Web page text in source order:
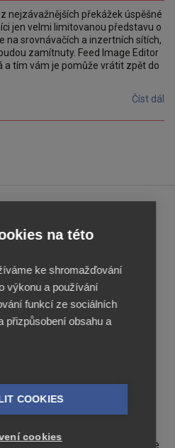
nejzávažnějších překážek úspěšné
jen velmi limitovanou představu o
na srovnávačích a inzertních sítích,
zamítnuty. Feed Image Editor
a tím vám je pomůže vrátit zpět do
Číst dál
Image
Reviews
technologies, s.r.o.
image-editor.cz je Feed
IČ 07139365. Feed Image
na této
ke shromažďování
výkonu a používání
funkcí ze sociálních
přizpůsobení obsahu a
COOKIES
cookies